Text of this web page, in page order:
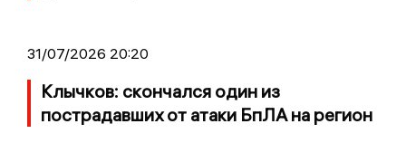
31/07/2026 20:20
Клычков: скончался один из
пострадавших от атаки БпЛА на регион